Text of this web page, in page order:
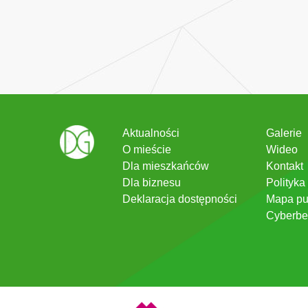
Aktualności
O mieście
Dla mieszkańców
Dla biznesu
Deklaracja dostępności
Galerie
Wideo
Kontakt
Mapa